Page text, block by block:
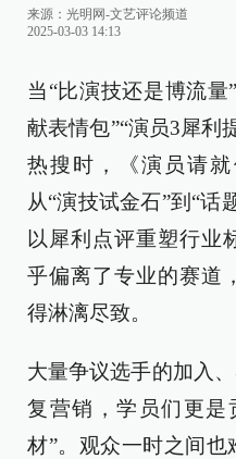
来源： 光明网-文艺评论频道
2025-03-03 14:13
当“比演技还是博流
献表情包”“演员3犀利
热搜时，《演员请
从“演技试金石”到“话
以犀利点评重塑行业
乎偏离了专业的赛道
得淋漓尽致。
大量争议选手的加入
复营销，学员们更是
材”。观众一时之间